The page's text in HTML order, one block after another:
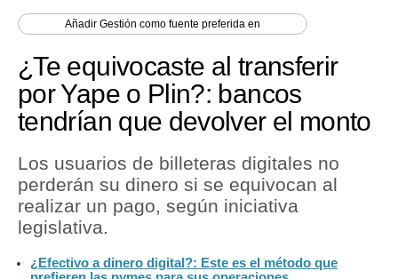
Perú
Política
Finanzas Personales
Inmobiliarias
Plus G
AñadirGestión como fuente preferida en
¿Te equivocaste al transferir
por Yape o Plin?: bancos
tendrían que devolver el monto
Los usuarios de billeteras digitales no
perderán su dinero si se equivocan al
realizar un pago, según iniciativa
legislativa.
¿Efectivo a dinero digital?: Este es el método que